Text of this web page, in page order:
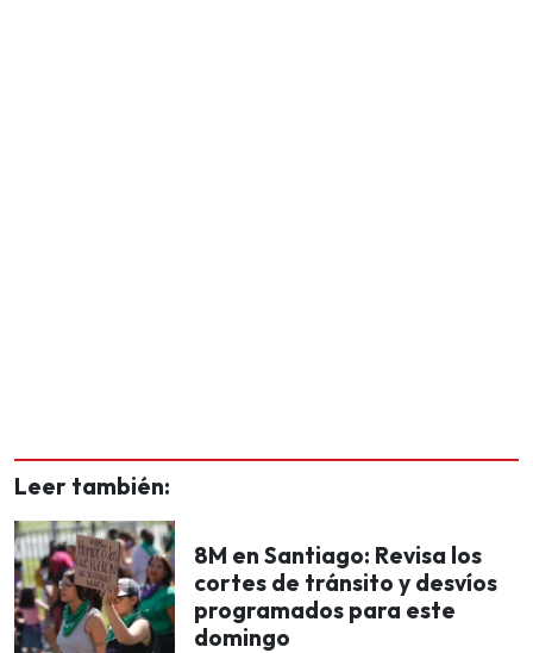
Leer también:
8M en Santiago: Revisa los
cortes de tránsito y desvíos
programados para este
domingo